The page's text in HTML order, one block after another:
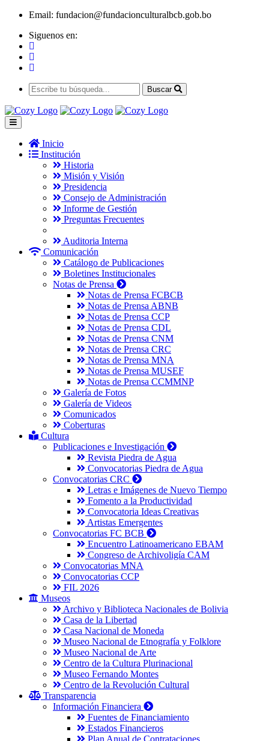
Email: fundacion@fundacionculturalbcb.gob.bo
Siguenos en:
Buscar
Inicio
Institución
Historia
Misión y Visión
Presidencia
Consejo de Administración
Informe de Gestión
Preguntas Frecuentes
Auditoria Interna
Comunicación
Catálogo de Publicaciones
Boletines Institucionales
Notas de Prensa
Notas de Prensa FCBCB
Notas de Prensa ABNB
Notas de Prensa CCP
Notas de Prensa CDL
Notas de Prensa CNM
Notas de Prensa CRC
Notas de Prensa MNA
Notas de Prensa MUSEF
Notas de Prensa CCMMNP
Galería de Fotos
Galería de Videos
Comunicados
Coberturas
Cultura
Publicaciones e Investigación
Revista Piedra de Agua
Convocatorias Piedra de Agua
Convocatorias CRC
Letras e Imágenes de Nuevo Tiempo
Fomento a la Productividad
Convocatoria Ideas Creativas
Artistas Emergentes
Convocatorias FC BCB
Encuentro Latinoamericano EBAM
Congreso de Archivoligía CAM
Convocatorias MNA
Convocatorias CCP
FIL 2026
Museos
Archivo y Biblioteca Nacionales de Bolivia
Casa de la Libertad
Casa Nacional de Moneda
Museo Nacional de Etnografía y Folklore
Museo Nacional de Arte
Centro de la Cultura Plurinacional
Museo Fernando Montes
Centro de la Revolución Cultural
Transparencia
Información Financiera
Fuentes de Financiamiento
Estados Financieros
Plan Anual de Contrataciones